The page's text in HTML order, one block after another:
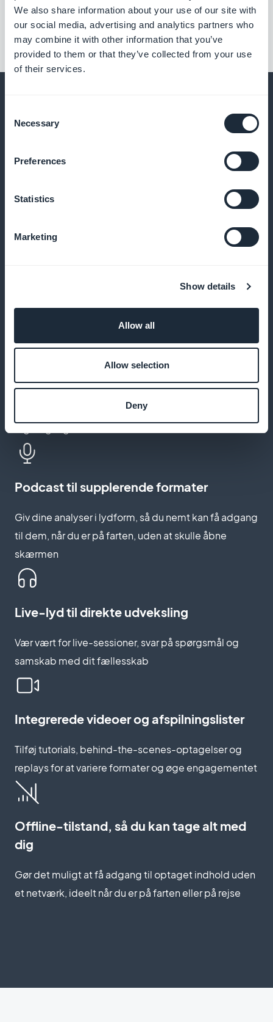
We also share information about your use of our site with
our social media, advertising and analytics partners who
may combine it with other information that you’ve
provided to them or that they’ve collected from your use
of their services.
Selection
Necessary
Preferences
Statistics
Marketing
Show details
Allow all
Allow selection
Deny
Studerende i din målgruppe gemmer artikler og
Skub til nyheder og udgivelser
Giv dine abonnenter besked, så snart en artikel, en
live-begivenhed eller et afledt produkt er
Podcast til supplerende formater
Giv dine analyser i lydform, så du nemt kan få adgang
til dem, når du er på farten, uden at skulle åbne
skærmen
Live-lyd til direkte udveksling
Vær vært for live-sessioner, svar på spørgsmål og
samskab med dit fællesskab
Integrerede videoer og afspilningslister
Tilføj tutorials, behind-the-scenes-optagelser og
replays for at variere formater og øge engagementet
Offline-tilstand, så du kan tage alt med
dig
Gør det muligt at få adgang til optaget indhold uden
et netværk, ideelt når du er på farten eller på rejse